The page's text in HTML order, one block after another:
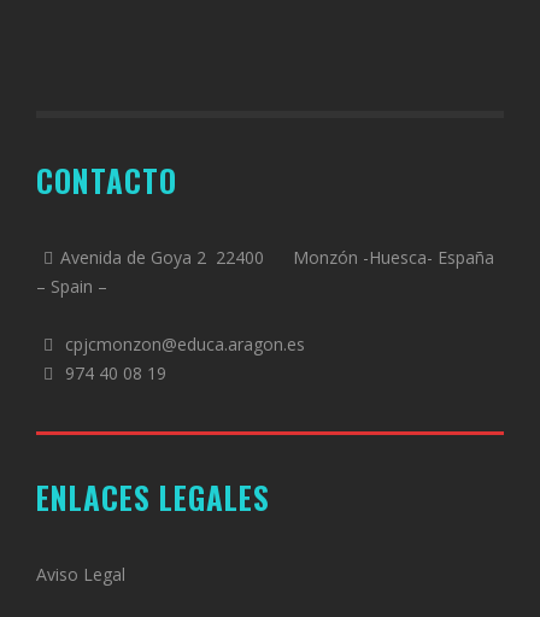
CONTACTO
Avenida de Goya 2 22400 Monzón -Huesca- España
– Spain –
cpjcmonzon@educa.aragon.es
974 40 08 19
ENLACES LEGALES
Aviso Legal